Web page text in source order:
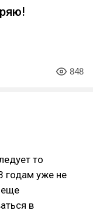
жизни!
848
то
годам уже не
еще
в